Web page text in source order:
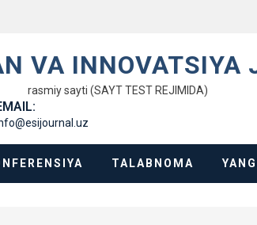
VA INNOVATSIYA
rasmiy sayti (SAYT TEST REJIMIDA)
TALABNOMA